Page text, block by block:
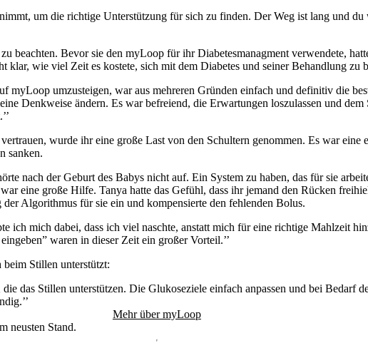
um die richtige Unterstützung für sich zu finden. Der Weg ist lang und du
beachten. Bevor sie den myLoop für ihr Diabetesmanagment verwendete,
klar, wie viel Zeit es kostete, sich mit dem Diabetes und seiner Behandlung zu
myLoop umzusteigen, war aus mehreren Gründen einfach und definitiv die
Denkweise ändern. Es war befreiend, die Erwartungen loszulassen und dem
wurde ihr eine große Last von den Schultern genommen. Es war eine
sanken.
nach der Geburt des Babys nicht auf. Ein System zu haben, das für sie
eine große Hilfe. Tanya hatte das Gefühl, dass ihr jemand den Rücken
der Algorithmus für sie ein und kompensierte den fehlenden Bolus.
ich mich dabei, dass ich viel naschte, anstatt mich für eine richtige Mahlzeit
waren in dieser Zeit ein großer Vorteil.’’
Stillen unterstützt:
das Stillen unterstützen. Die Glukoseziele einfach anpassen und bei Bedarf
Mehr über myLoop
neusten Stand.